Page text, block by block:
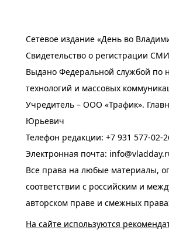
Сетевое издание «День во
Свидетельство о регистрации
Выдано Федеральной службой по
технологий и массовых
Учредитель – ООО «Трафик».
Юрьевич
Телефон редакции: +7 931 577-02-
Электронная почта:
Все права на любые материалы,
соответствии с российским и
авторском праве и смежных
На сайте используются